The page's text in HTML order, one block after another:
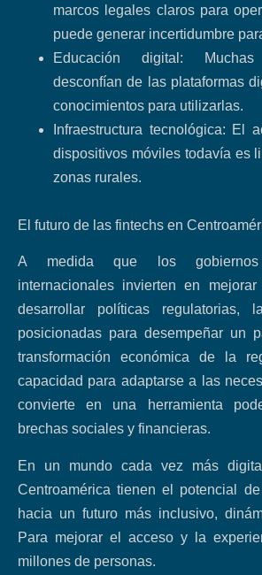
marcos legales claros para
puede generar incertidumbre
Educación digital:
desconfían de las plataformas
conocimientos para utilizarlas.
Infraestructura tecnológica: El
dispositivos móviles todavía es
zonas rurales.
El futuro de las fintechs en
A medida que los
internacionales invierten en
desarrollar políticas regulatorias,
posicionadas para desempeñar un
transformación económica de la
capacidad para adaptarse a las
convierte en una herramienta
brechas sociales y financieras.
En un mundo cada vez más
Centroamérica tienen el potencial
hacia un futuro más inclusivo,
Para mejorar el acceso y la
millones de personas.